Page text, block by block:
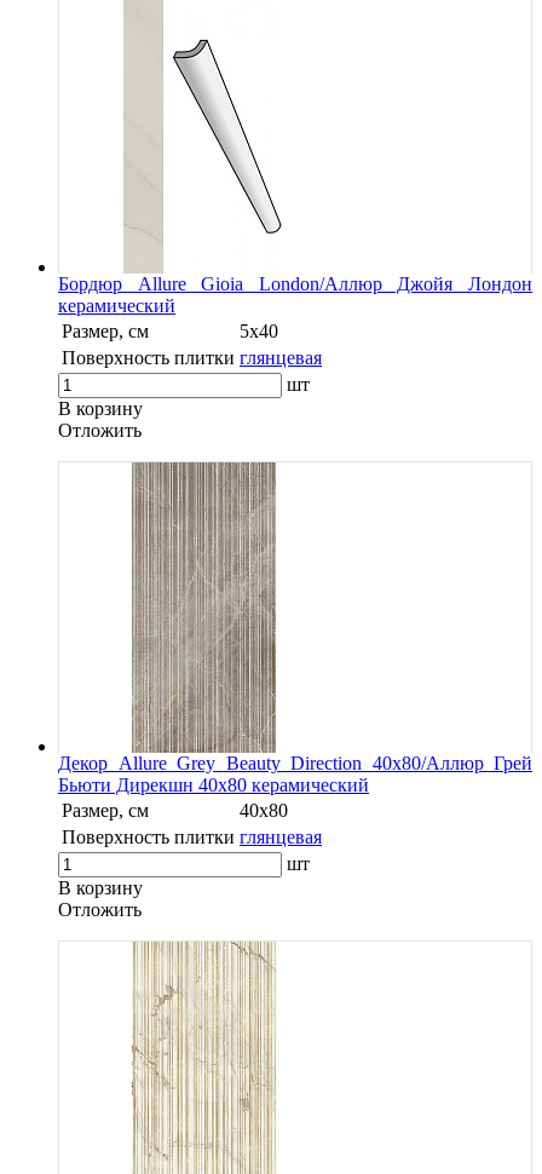
Бордюр Allure Gioia London/Аллюр Джойя Лондон
керамический
Размер, см
5х40
Поверхность плитки глянцевая
шт
В корзину
Oтложить
Декор Allure Grey Beauty Direction 40x80/Аллюр Грей
Бьюти Дирекшн 40x80 керамический
Размер, см
40x80
Поверхность плитки глянцевая
шт
В корзину
Oтложить